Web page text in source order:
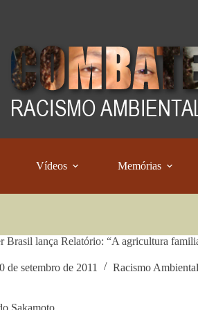
Vídeos Memórias
Brasil lança Relatório: “A agricultura
de setembro de 2011 Racismo Ambiental
Sakamoto